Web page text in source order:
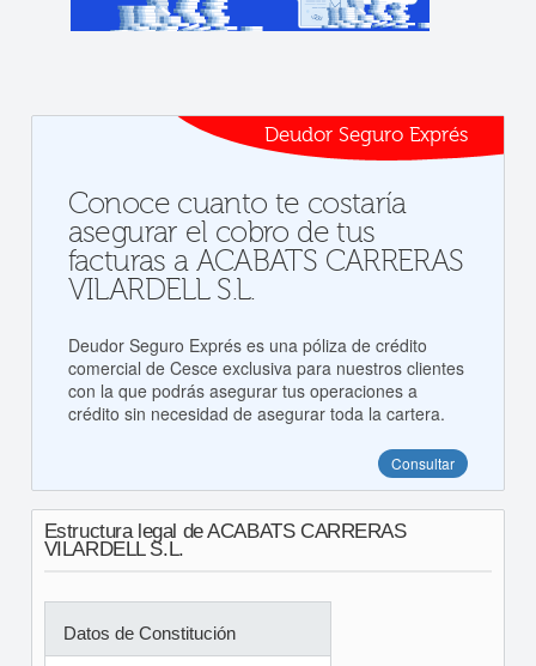
Deudor Seguro Exprés
Conoce cuanto te costaría
asegurar el cobro de tus
facturas a ACABATS CARRERAS
VILARDELL S.L.
Deudor Seguro Exprés es una póliza de crédito
comercial de Cesce exclusiva para nuestros clientes
con la que podrás asegurar tus operaciones a
crédito sin necesidad de asegurar toda la cartera.
Consultar
Estructura legal de ACABATS CARRERAS
VILARDELL S.L.
Datos de Constitución